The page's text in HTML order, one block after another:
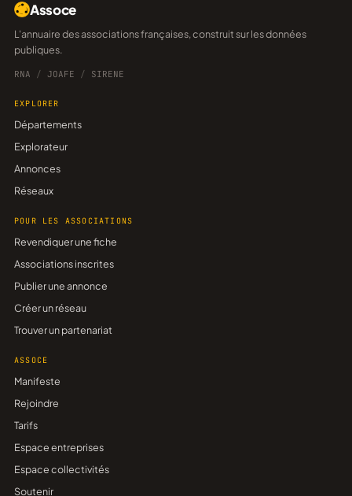
Assoce
L'annuaire des associations françaises, construit sur les données
publiques.
RNA / JOAFE / SIRENE
EXPLORER
Départements
Explorateur
Annonces
Réseaux
POUR LES ASSOCIATIONS
Revendiquer une fiche
Associations inscrites
Publier une annonce
Créer un réseau
Trouver un partenariat
ASSOCE
Manifeste
Rejoindre
Tarifs
Espace entreprises
Espace collectivités
Soutenir